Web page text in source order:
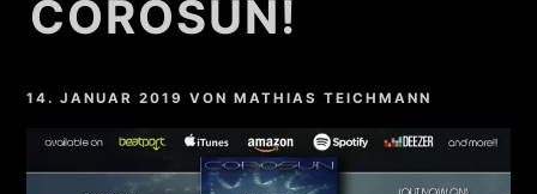
COROSUN!
14. JANUAR 2019 VONMATHIAS TEICHMANN